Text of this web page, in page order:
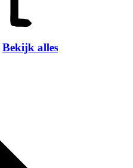
Bekijk alles